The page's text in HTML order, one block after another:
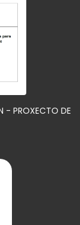
- PROXECTO DE